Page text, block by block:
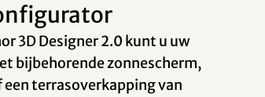
3D Designer 2.0 kunt u uw
bijbehorende zonnescherm,
terrasoverkapping van